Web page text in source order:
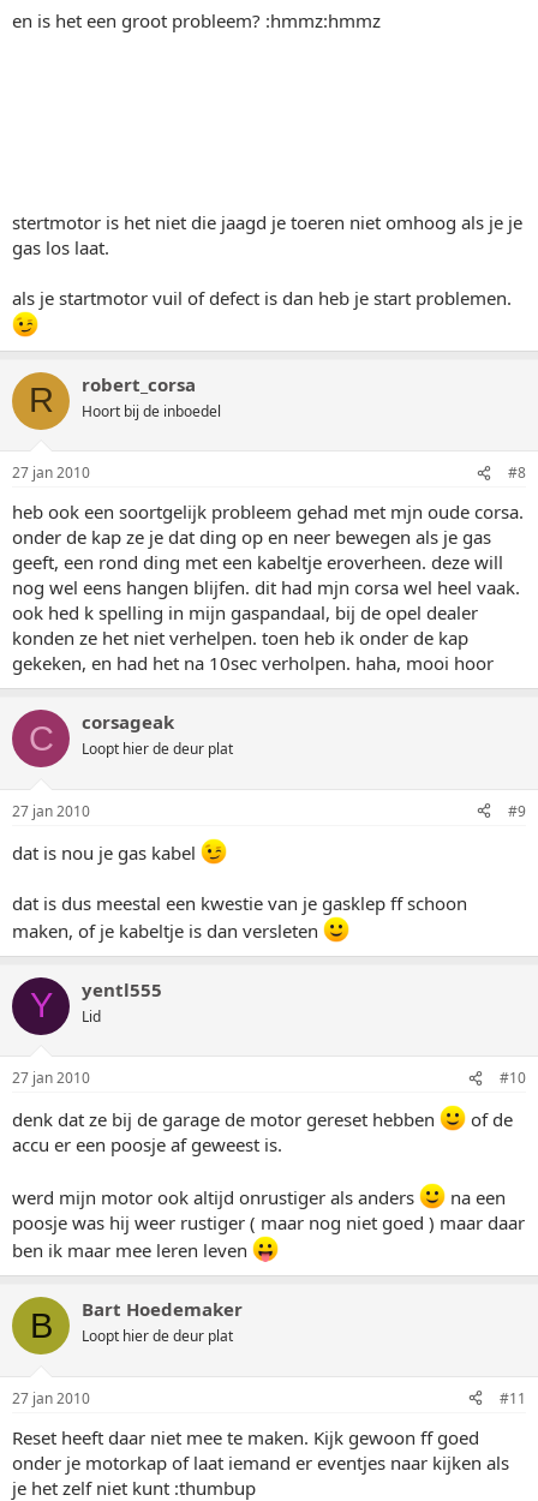
en is het een groot probleem? :hmmz:hmmz
stertmotor is het niet die jaagd je toeren niet omhoog als je je
gas los laat.
als je startmotor vuil of defect is dan heb je start problemen.
R robert_corsa
Hoort bij de inboedel
27 jan 2010 #8
heb ook een soortgelijk probleem gehad met mjn oude corsa.
onder de kap ze je dat ding op en neer bewegen als je gas
geeft, een rond ding met een kabeltje eroverheen. deze will
nog wel eens hangen blijfen. dit had mjn corsa wel heel vaak.
ook hed k spelling in mijn gaspandaal, bij de opel dealer
konden ze het niet verhelpen. toen heb ik onder de kap
gekeken, en had het na 10sec verholpen. haha, mooi hoor
C corsageak
Loopt hier de deur plat
27 jan 2010 #9
dat is nou je gas kabel
dat is dus meestal een kwestie van je gasklep ff schoon
maken, of je kabeltje is dan versleten
Y yentl555
Lid
27 jan 2010 #10
denk dat ze bij de garage de motor gereset hebben
of de
accu er een poosje af geweest is.
werd mijn motor ook altijd onrustiger als anders
na een
poosje was hij weer rustiger ( maar nog niet goed ) maar daar
ben ik maar mee leren leven
B Bart Hoedemaker
Loopt hier de deur plat
27 jan 2010 #11
Reset heeft daar niet mee te maken. Kijk gewoon ff goed
onder je motorkap of laat iemand er eventjes naar kijken als
je het zelf niet kunt :thumbup